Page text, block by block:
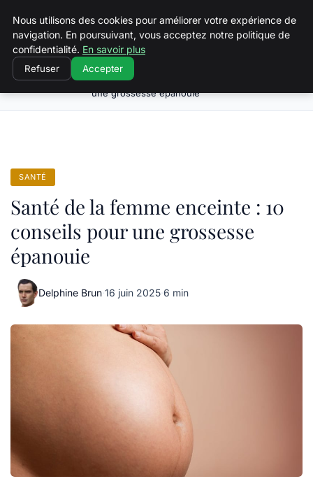
Squeakyswing.com
Santé de la femme enceinte : 10 conseils pour
une grossesse épanouie
SANTÉ
Santé de la femme enceinte : 10
conseils pour une grossesse
épanouie
Delphine Brun·16 juin 2025·6 min
Nous utilisons des cookies pour améliorer votre expérience de
navigation. En poursuivant, vous acceptez notre politique de
confidentialité. En savoir plus
Refuser Accepter